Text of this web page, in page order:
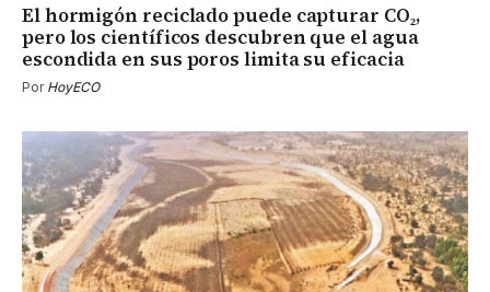
El hormigón reciclado puede capturar CO₂,
pero los científicos descubren que el agua
escondida en sus poros limita su eficacia
Por HoyECO